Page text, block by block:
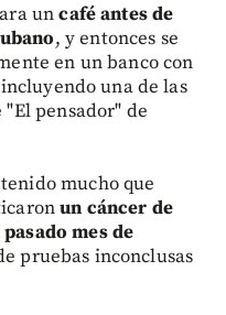
uncafé antes de
, y entonces se
en un banco con
una de las
pensador" de
mucho que
un cáncer de
mes de
pruebas inconclusas